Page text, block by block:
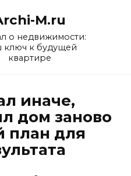
M.ru
о недвижимости:
ключ к будущей
квартире
иначе,
дом заново
план для